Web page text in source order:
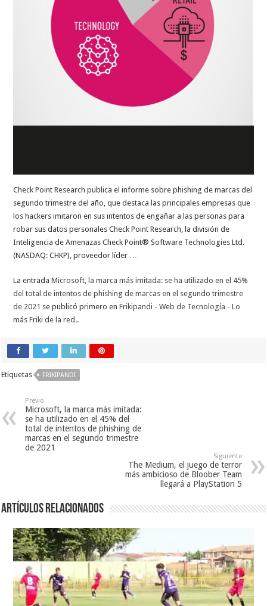
Check Point Research publica el informe sobre phishing de marcas del
segundo trimestre del año, que destaca las principales empresas que
los hackers imitaron en sus intentos de engañar a las personas para
robar sus datos personales Check Point Research, la división de
Inteligencia de Amenazas Check Point® Software Technologies Ltd.
(NASDAQ: CHKP), proveedor líder …
La entradaMicrosoft, la marca más imitada: se ha utilizado en el 45%
del total de intentos de phishing de marcas en el segundo trimestre
de 2021 se publicó primero enFrikipandi - Web de Tecnología - Lo
más Friki de la red..
Etiquetas FRIKIPANDI
Previo
Microsoft, la marca más imitada:
se ha utilizado en el 45% del
total de intentos de phishing de
marcas en el segundo trimestre
de 2021
Siguiente
The Medium, el juego de terror
más ambicioso de Bloober Team
llegará a PlayStation 5
Artículos relacionados